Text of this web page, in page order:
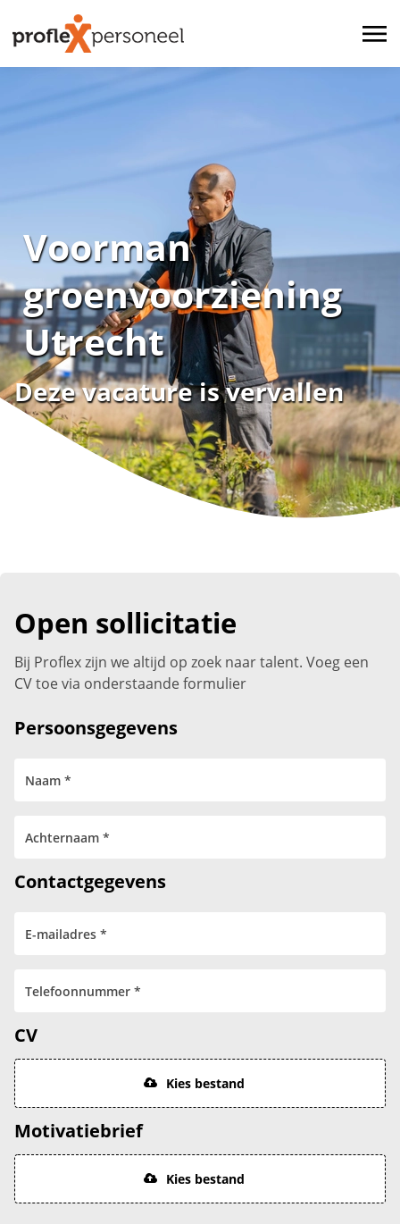
Voorman
groenvoorziening
Utrecht
Deze vacature is vervallen
Open sollicitatie
Bij Proflex zijn we altijd op zoek naar talent. Voeg een
CV toe via onderstaande formulier
Persoonsgegevens
Contactgegevens
CV
Kies bestand
Motivatiebrief
Kies bestand